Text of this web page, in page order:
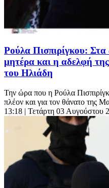
Ρούλα Πισπιρίγκου:
μητέρα και η αδελφή
του Ηλιάδη
Την ώρα που η Ρούλα
πλέον και για τον θάνατο της
13:18 | Τετάρτη 03 Αυγούστου